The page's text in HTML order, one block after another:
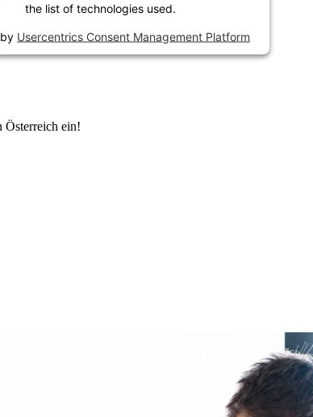
the list of technologies used.
Usercentrics Consent Management Platform
Österreich ein!